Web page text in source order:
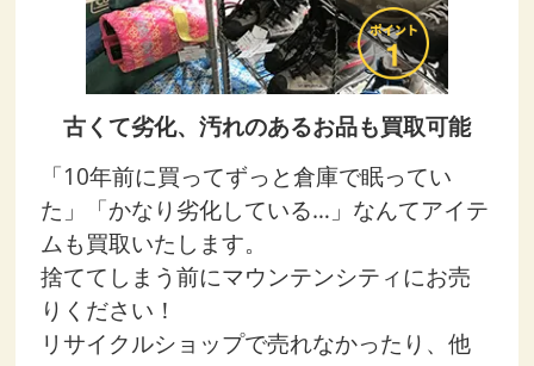
古くて劣化、汚れのあるお品も買取可能
「10年前に買ってずっと倉庫で眠ってい
た」「かなり劣化している…」なんてアイテ
ムも買取いたします。
捨ててしまう前にマウンテンシティにお売
りください！
リサイクルショップで売れなかったり、他